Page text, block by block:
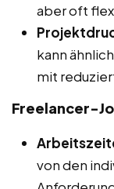
aber oft
kann
mit
Freelancer-
von den